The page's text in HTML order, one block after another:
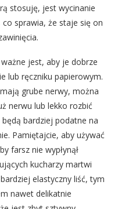
stosuję, jest wycinanie
sprawia, że staje się on
jest, aby je dobrze
lub ręczniku papierowym.
grube nerwy, można
nerwu lub lekko rozbić
bardziej podatne na
Pamiętajcie, aby używać
farsz nie wypłynął
kucharzy martwi
elastyczny liść, tym
nawet delikatnie